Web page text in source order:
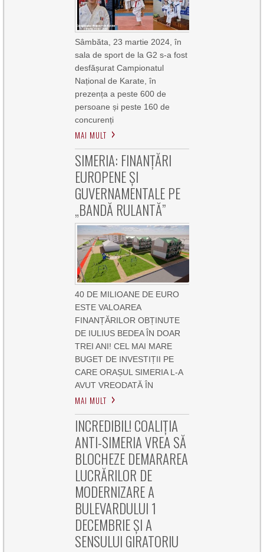
Sâmbăta, 23 martie 2024, în
sala de sport de la G2 s-a fost
desfășurat Campionatul
Național de Karate, în
prezența a peste 600 de
persoane și peste 160 de
concurenți
MAI MULT
SIMERIA: FINANȚĂRI
EUROPENE ȘI
GUVERNAMENTALE PE
„BANDĂ RULANTĂ”
40 DE MILIOANE DE EURO
ESTE VALOAREA
FINANȚĂRILOR OBȚINUTE
DE IULIUS BEDEA ÎN DOAR
TREI ANI! CEL MAI MARE
BUGET DE INVESTIȚII PE
CARE ORAȘUL SIMERIA L-A
AVUT VREODATĂ ÎN
MAI MULT
INCREDIBIL! COALIȚIA
ANTI-SIMERIA VREA SĂ
BLOCHEZE DEMARAREA
LUCRĂRILOR DE
MODERNIZARE A
BULEVARDULUI 1
DECEMBRIE ȘI A
SENSULUI GIRATORIU